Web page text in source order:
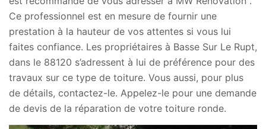
Ce professionnel est en mesure de fournir une
prestation à la hauteur de vos attentes si vous lui
faites confiance. Les propriétaires à Basse Sur Le Rupt,
dans le 88120 s’adressent à lui de préférence pour des
travaux sur ce type de toiture. Vous aussi, pour plus
de détails, contactez-le. Appelez-le pour une demande
de devis de la réparation de votre toiture ronde.